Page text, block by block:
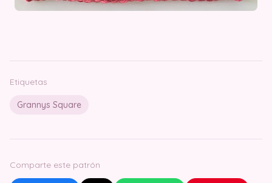
Etiquetas
Grannys Square
Comparte este patrón